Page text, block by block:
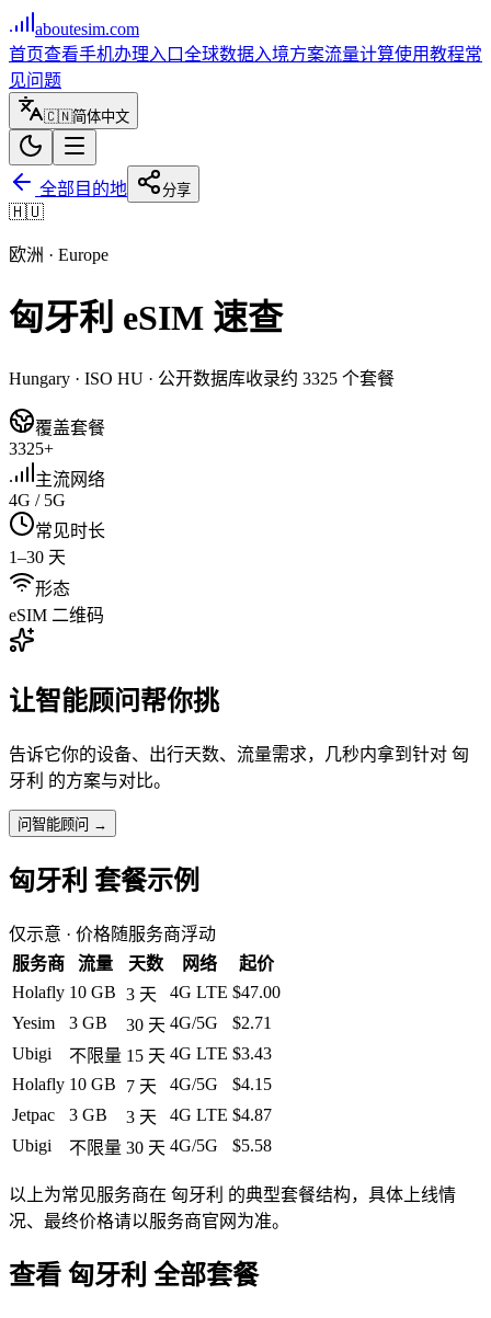
aboutesim.com
首页查看手机办理入口全球数据入境方案流量计算使用教程常
见问题
🇨🇳简体中文
全部目的地 分享
🇭🇺
欧洲 · Europe
匈牙利 eSIM 速查
Hungary · ISO HU · 公开数据库收录约 3325 个套餐
覆盖套餐
3325+
主流网络
4G / 5G
常见时长
1–30 天
形态
eSIM 二维码
让智能顾问帮你挑
告诉它你的设备、出行天数、流量需求，几秒内拿到针对 匈
牙利 的方案与对比。
问智能顾问 →
匈牙利 套餐示例
仅示意 · 价格随服务商浮动
服务商
流量 天数 网络
起价
Holafly 10 GB 3 天 4G LTE $47.00
Yesim
3 GB 30 天 4G/5G
$2.71
Ubigi
不限量 15 天 4G LTE $3.43
Holafly 10 GB 7 天 4G/5G
$4.15
Jetpac
3 GB 3 天 4G LTE $4.87
Ubigi
不限量 30 天 4G/5G $5.58
以上为常见服务商在 匈牙利 的典型套餐结构，具体上线情
况、最终价格请以服务商官网为准。
查看 匈牙利 全部套餐